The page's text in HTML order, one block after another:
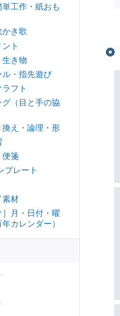
工作・紙おも
かき歌
ト
生き物
ル・指先遊び
フト
（目と手の協
換え・論理・形
便箋
プレート
素材
］月・日付・曜
カレンダー）